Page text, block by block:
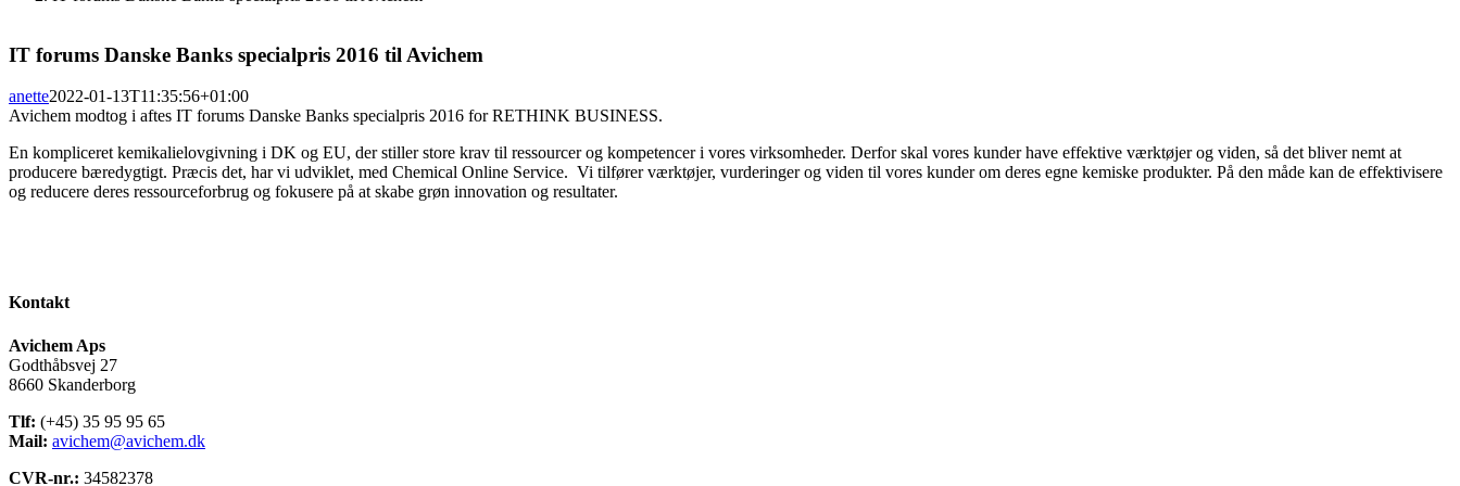
IT forums Danske Banks specialpris 2016 til Avichem
anette2022-01-13T11:35:56+01:00
Avichem modtog i aftes IT forums Danske Banks specialpris 2016 for RETHINK BUSINESS.
En kompliceret kemikalielovgivning i DK og EU, der stiller store krav til ressourcer og kompetencer i vores virksomheder. Derfor skal vores kunder have effektive værktøjer og viden, så det bliver nemt at
producere bæredygtigt. Præcis det, har vi udviklet, med Chemical Online Service. Vi tilfører værktøjer, vurderinger og viden til vores kunder om deres egne kemiske produkter. På den måde kan de effektivisere
og reducere deres ressourceforbrug og fokusere på at skabe grøn innovation og resultater.
Kontakt
Avichem Aps
Godthåbsvej 27
8660 Skanderborg
Tlf: (+45) 35 95 95 65
Mail: avichem@avichem.dk
CVR-nr.: 34582378